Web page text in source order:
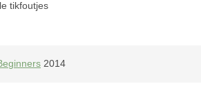
tikfoutjes
2014